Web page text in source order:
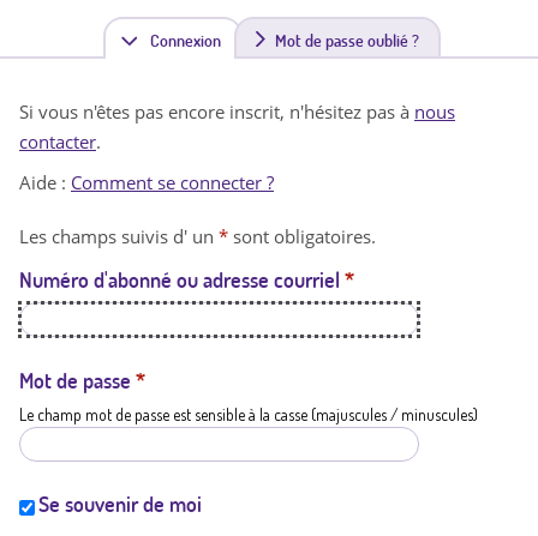
Connexion(
n
t
a
t
i
Mot de passe oublié ?
Si vous n'êtes pas encore inscrit, n'hésitez pas à nous
contacter.
Aide : Comment se connecter ?
Les champs suivis d' un * sont obligatoires.
Numéro d'abonné ou adresse courriel *
Mot de passe *
Le champ mot de passe est sensible à la casse (majuscules / minuscules)
Se souvenir de moi